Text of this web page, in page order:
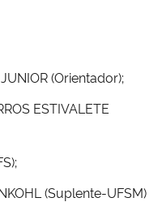
Humanos
(Orientador);
ESTIVALETE
(Suplente-UFSM)